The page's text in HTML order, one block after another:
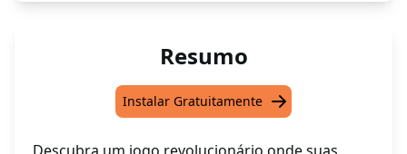
Resumo
Instalar Gratuitamente